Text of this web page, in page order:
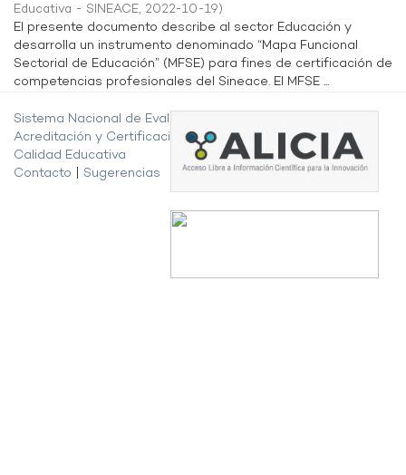
Educativa - SINEACE, 2022-10-19)
El presente documento describe al sector Educación y
desarrolla un instrumento denominado “Mapa Funcional
Sectorial de Educación” (MFSE) para fines de certificación de
competencias profesionales del Sineace. El MFSE ...
Sistema Nacional de Evaluación,
Acreditación y Certificación de la
Calidad Educativa
Contacto
Sugerencias